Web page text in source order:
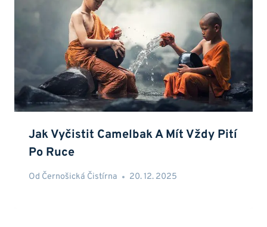
Jak Vyčistit Camelbak A Mít Vždy Pití
Po Ruce
Od Černošická Čistírna 20. 12. 2025